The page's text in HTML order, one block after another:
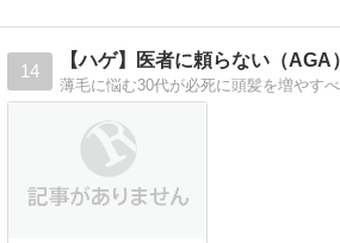
14
【ハゲ】医者に頼らない（AGA
薄毛に悩む30代が必死に頭髪を増やす